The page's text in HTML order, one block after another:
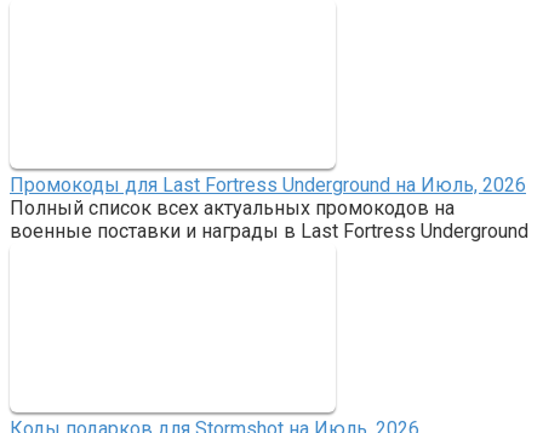
Промокоды для Last Fortress Underground на Июль, 2026
Полный список всех актуальных промокодов на
военные поставки и награды в Last Fortress Underground